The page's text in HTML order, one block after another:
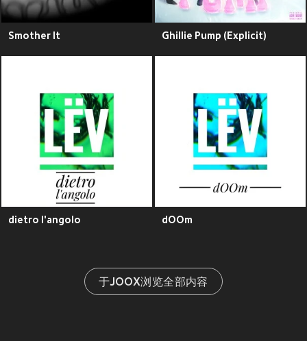
Smother It Ghillie Pump (Explicit)
dietro l'angolo dOOm
于JOOX浏览全部内容